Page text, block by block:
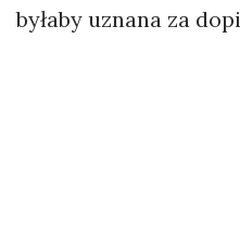
byłaby uznana za